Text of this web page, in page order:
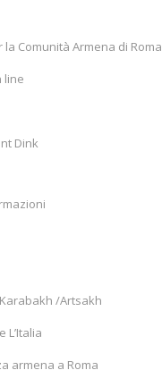
la Comunità Armena di Roma
line
Dink
/Artsakh
L’Italia
armena a Roma